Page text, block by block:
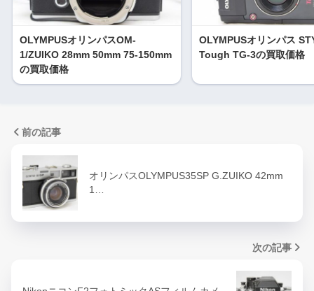
OLYMPUSオリンパスOM-
1/ZUIKO 28mm 50mm 75-150mm
の買取価格
OLYMPUSオリンパス
Tough TG-3の買取価格
前の記事
オリンパスOLYMPUS35SP G.ZUIKO 42mm
1…
次の記事